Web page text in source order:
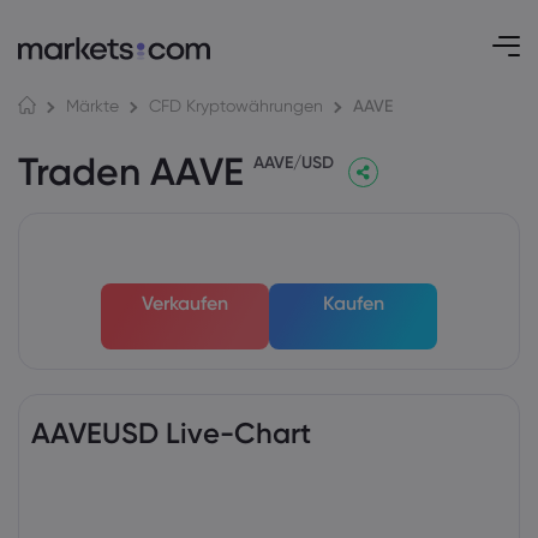
Märkte CFD Kryptowährungen AAVE
Traden AAVE AAVE/USD
Verkaufen Kaufen
AAVEUSD Live-Chart